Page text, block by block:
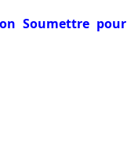
Soumettre pour